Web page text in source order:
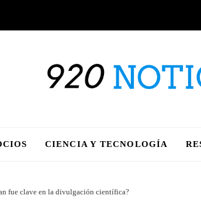
CIENCIA Y TECNOLOGÍA
fue clave en la divulgación científica?